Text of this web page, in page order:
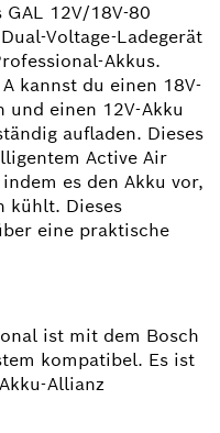
12V/18V-80
Voltage-Ladegerät
Akkus.
kannst du einen 18V-
einen 12V-Akku
aufladen. Dieses
Active Air
es den Akku vor,
kühlt. Dieses
eine praktische
ist mit dem Bosch
kompatibel. Es ist
Allianz